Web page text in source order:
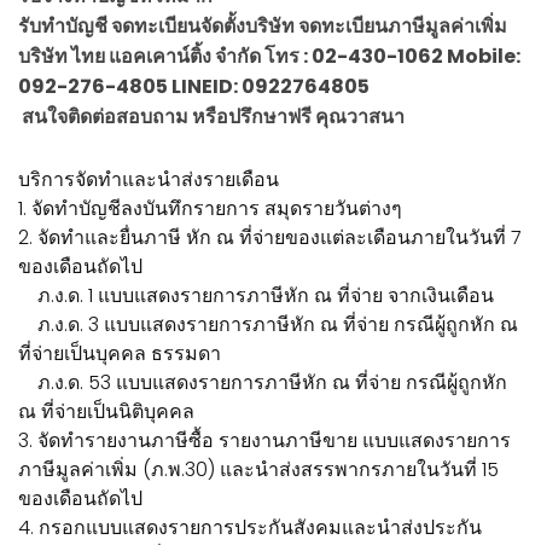
รับทำบัญชี จดทะเบียนจัดตั้งบริษัท จดทะเบียนภาษีมูลค่าเพิ่ม
บริษัท ไทย แอคเคาน์ติ้ง จำกัด โทร : 02-430-1062 Mobile:
092-276-4805 LINEID: 0922764805
สนใจติดต่อสอบถาม หรือปรึกษาฟรี คุณวาสนา
บริการจัดทำและนำส่งรายเดือน
1. จัดทำบัญชีลงบันทึกรายการ สมุดรายวันต่างๆ
2. จัดทำและยื่นภาษี หัก ณ ที่จ่ายของแต่ละเดือนภายในวันที่ 7
ของเดือนถัดไป
ภ.ง.ด. 1 แบบแสดงรายการภาษีหัก ณ ที่จ่าย จากเงินเดือน
ภ.ง.ด. 3 แบบแสดงรายการภาษีหัก ณ ที่จ่าย กรณีผู้ถูกหัก ณ
ที่จ่ายเป็นบุคคล ธรรมดา
ภ.ง.ด. 53 แบบแสดงรายการภาษีหัก ณ ที่จ่าย กรณีผู้ถูกหัก
ณ ที่จ่ายเป็นนิติบุคคล
3. จัดทำรายงานภาษีซื้อ รายงานภาษีขาย แบบแสดงรายการ
ภาษีมูลค่าเพิ่ม (ภ.พ.30) และนำส่งสรรพากรภายในวันที่ 15
ของเดือนถัดไป
4. กรอกแบบแสดงรายการประกันสังคมและนำส่งประกัน